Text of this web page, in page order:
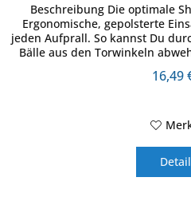
Beschreibung Die optimale
Ergonomische, gepolsterte
jeden Aufprall. So kannst Du
Bälle aus den Torwinkeln
16,49